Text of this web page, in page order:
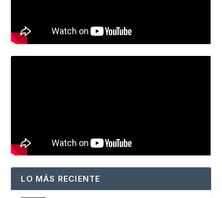
LO MÁS RECIENTE